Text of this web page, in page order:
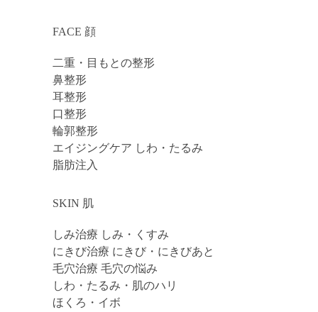
FACE 顔
二重・目もとの整形
鼻整形
耳整形
口整形
輪郭整形
エイジングケア しわ・たるみ
脂肪注入
SKIN 肌
しみ治療 しみ・くすみ
にきび治療 にきび・にきびあと
毛穴治療 毛穴の悩み
しわ・たるみ・肌のハリ
ほくろ・イボ